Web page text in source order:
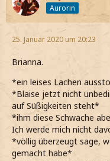
Aurorin
25. Januar 2020 um 20:23
Brianna.
*ein leises Lachen
*Blaise jetzt nicht
auf Süßigkeiten steht*
*ihm diese Schwäche
Ich werde mich nicht
*völlig überzeugt sage,
gemacht habe*